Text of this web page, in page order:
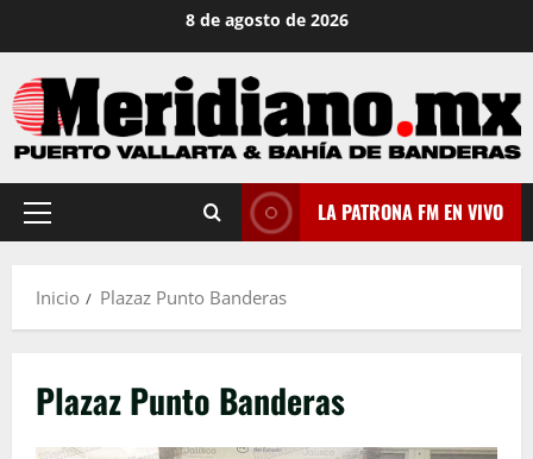
contenido
8 de agosto de 2026
Menú
LA PATRONA FM EN VIVO
Inicio Plazaz Punto Banderas
Plazaz Punto Banderas